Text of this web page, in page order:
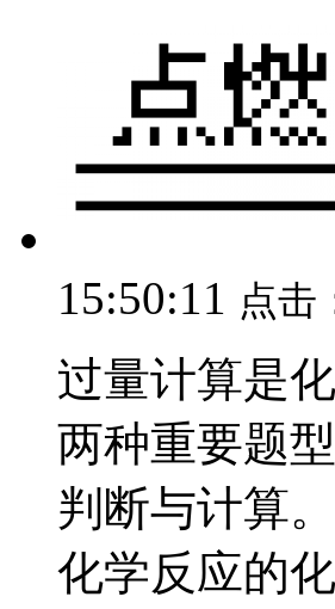
15:50:11 点击
过量计算是
两种重要题
判断与计算
化学反应的